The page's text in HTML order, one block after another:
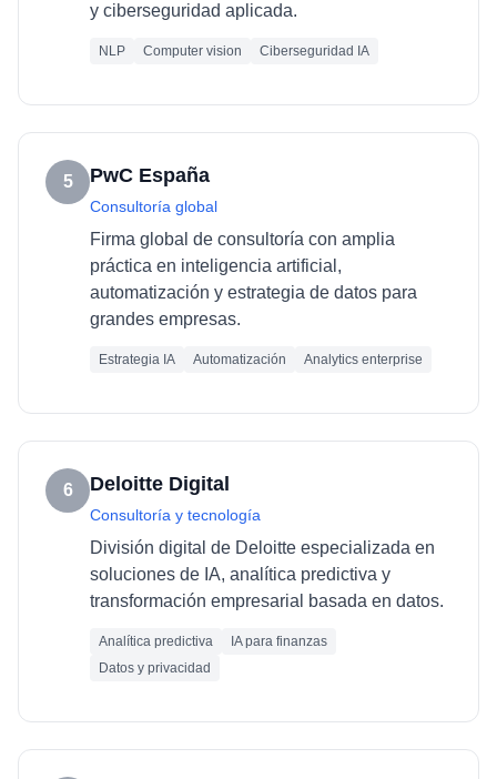
y ciberseguridad aplicada.
NLP Computer vision Ciberseguridad IA
5 PwC España
Consultoría global
Firma global de consultoría con amplia
práctica en inteligencia artificial,
automatización y estrategia de datos para
grandes empresas.
Estrategia IA Automatización Analytics enterprise
6 Deloitte Digital
Consultoría y tecnología
División digital de Deloitte especializada en
soluciones de IA, analítica predictiva y
transformación empresarial basada en datos.
Analítica predictiva
IA para finanzas
Datos y privacidad